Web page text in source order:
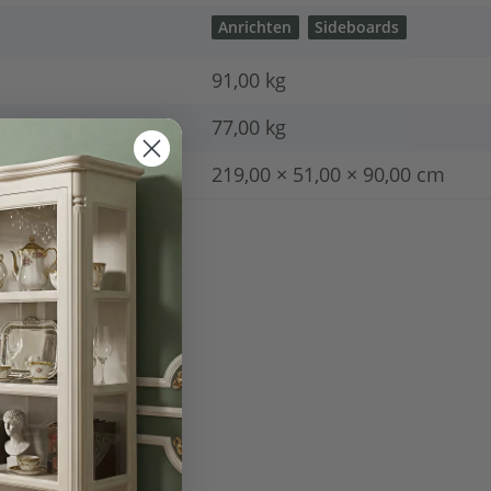
Anrichten Sideboards
91,00 kg
77,00 kg
× Breite × Höhe ): 219,00 × 51,00 × 90,00 cm